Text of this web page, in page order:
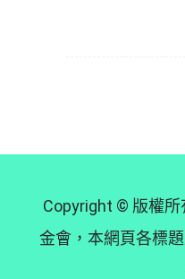
Copyright © 版權
金會，本網頁各標